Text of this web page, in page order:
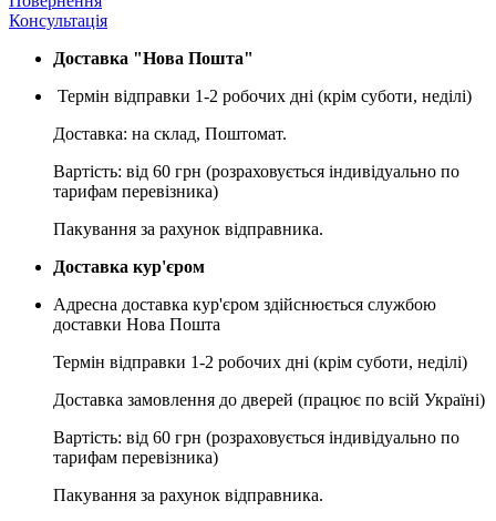
Консультація
Доставка "Нова Пошта"
Термін відправки 1-2 робочих дні (крім суботи, неділі)
Доставка: на склад, Поштомат.
Вартість: від 60 грн (розраховується індивідуально по
тарифам перевізника)
Пакування за рахунок відправника.
Доставка кур'єром
Адресна доставка кур'єром здійснюється службою
доставки Нова Пошта
Термін відправки 1-2 робочих дні (крім суботи, неділі)
Доставка замовлення до дверей (працює по всій Україні)
Вартість: від 60 грн (розраховується індивідуально по
тарифам перевізника)
Пакування за рахунок відправника.